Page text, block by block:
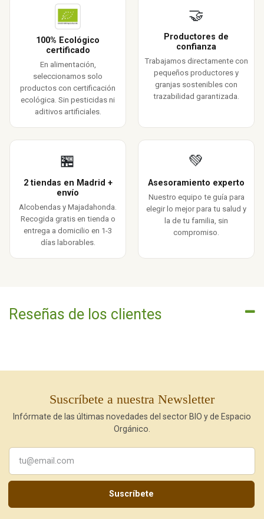
100% Ecológico
certificado
En alimentación,
seleccionamos solo
productos con certificación
ecológica. Sin pesticidas ni
aditivos artificiales.
🤝
Productores de
confianza
Trabajamos directamente con
pequeños productores y
granjas sostenibles con
trazabilidad garantizada.
🏪
2 tiendas en Madrid +
envío
Alcobendas y Majadahonda.
Recogida gratis en tienda o
entrega a domicilio en 1-3
días laborables.
💚
Asesoramiento experto
Nuestro equipo te guía para
elegir lo mejor para tu salud y
la de tu familia, sin
compromiso.
Reseñas de los clientes
Suscríbete a nuestra Newsletter
Infórmate de las últimas novedades del sector BIO y de Espacio
Orgánico.
Suscríbete